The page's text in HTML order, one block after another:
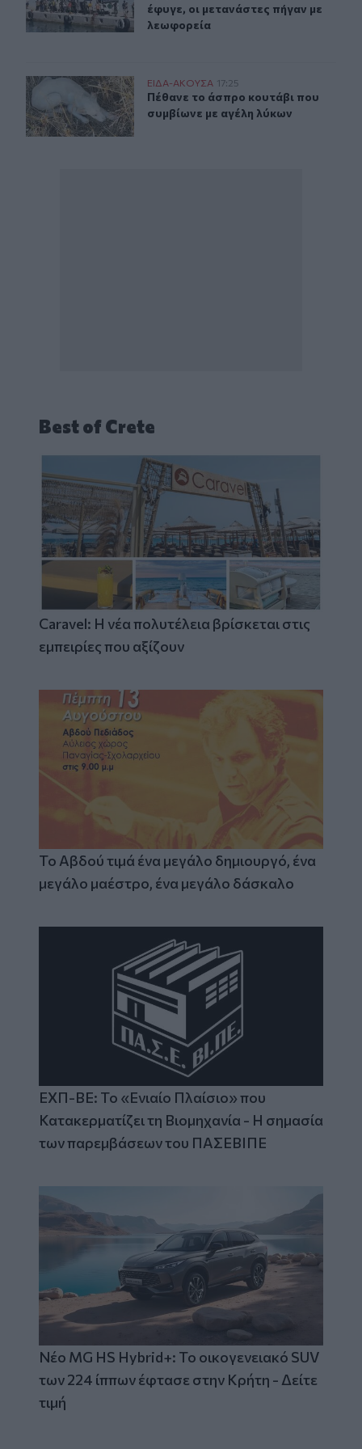
έφυγε, οι μετανάστες πήγαν με
λεωφορεία
Πέθανε το άσπρο κουτάβι που συμβίωνε με αγέλη λύκων
ΕΙΔΑ-ΑΚΟΥΣΑ 17:25
Πέθανε το άσπρο κουτάβι που
Πέθανε το άσπρο κουτάβι που
συμβίωνε με αγέλη λύκων
Best of Crete
Caravel: Η νέα πολυτέλεια βρίσκεται στις
εμπειρίες που αξίζουν
Το Αβδού τιμά ένα μεγάλο δημιουργό, ένα
μεγάλο μαέστρο, ένα μεγάλο δάσκαλο
ΕΧΠ-ΒΕ: Το «Ενιαίο Πλαίσιο» που
Κατακερματίζει τη Βιομηχανία - Η σημασία
των παρεμβάσεων του ΠΑΣΕΒΙΠΕ
Νέο MG HS Hybrid+: Το οικογενειακό SUV
των 224 ίππων έφτασε στην Κρήτη - Δείτε
τιμή